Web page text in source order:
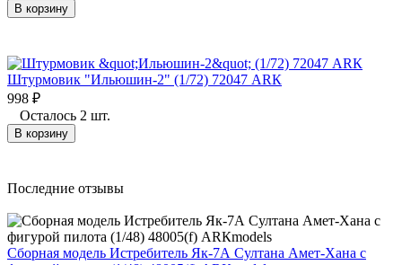
В корзину
Штурмовик "Ильюшин-2" (1/72) 72047 АRК
998 ₽
Осталось 2 шт.
В корзину
Последние отзывы
Сборная модель Истребитель Як-7А Султана Амет-Хана с